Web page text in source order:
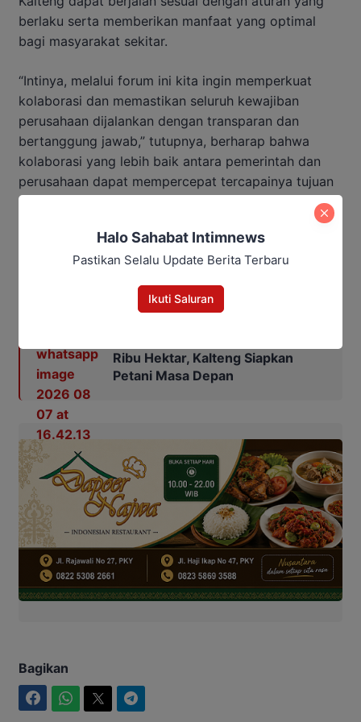
berlaku serta memberikan manfaat yang optimal
bagi masyarakat sekitar.
“Intinya, melalui forum ini kita ingin memperkuat
kolaborasi dan memastikan seluruh kewajiban
perusahaan dijalankan dengan transparan dan
bertanggung jawab,” tutupnya, berharap bahwa
kolaborasi yang lebih baik antara pemerintah dan
perusahaan dapat mempercepat tercapainya tujuan
pembangunan yang berkelanjutan.
Penulis: Redha
Editor: Andrian
Ribu Hektar, Kalteng Siapkan
Petani Masa Depan
Bagikan
Halo Sahabat Intimnews
Pastikan Selalu Update Berita Terbaru
Ikuti Saluran